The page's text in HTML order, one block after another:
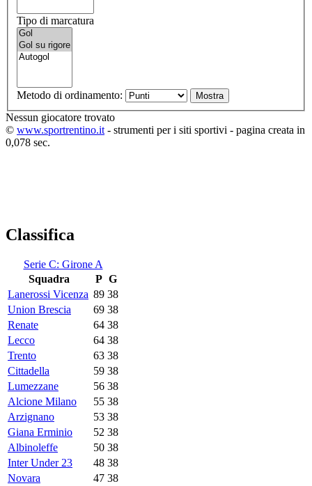
Tipo di marcatura
Metodo di ordinamento:
Nessun giocatore trovato
© www.sportrentino.it - strumenti per i siti sportivi - pagina creata in
0,078 sec.
Classifica
Serie C: Girone A
Squadra
P G
Lanerossi Vicenza 89 38
Union Brescia
69 38
Renate
64 38
Lecco
64 38
Trento
63 38
Cittadella
59 38
Lumezzane
56 38
Alcione Milano
55 38
Arzignano
53 38
Giana Erminio
52 38
Albinoleffe
50 38
Inter Under 23
48 38
Novara
47 38